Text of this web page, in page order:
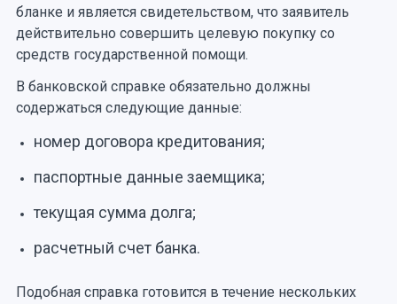
бланке и является свидетельством, что заявитель
действительно совершить целевую покупку со
средств государственной помощи.
В банковской справке обязательно должны
содержаться следующие данные:
номер договора кредитования;
паспортные данные заемщика;
текущая сумма долга;
расчетный счет банка.
Подобная справка готовится в течение нескольких